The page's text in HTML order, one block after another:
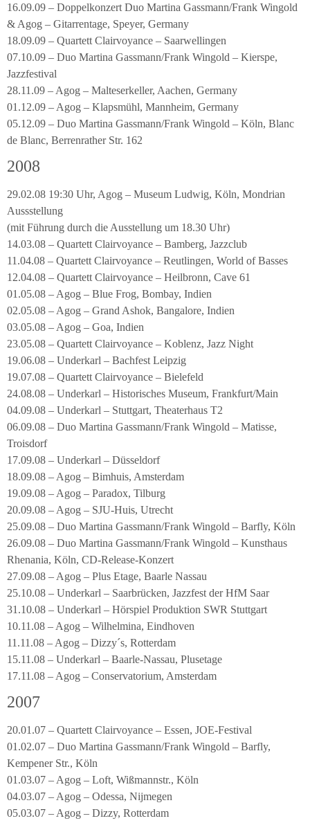
16.09.09 – Doppelkonzert Duo Martina Gassmann/Frank Wingold
& Agog – Gitarrentage, Speyer, Germany
18.09.09 – Quartett Clairvoyance – Saarwellingen
07.10.09 – Duo Martina Gassmann/Frank Wingold – Kierspe,
Jazzfestival
28.11.09 – Agog – Malteserkeller, Aachen, Germany
01.12.09 – Agog – Klapsmühl, Mannheim, Germany
05.12.09 – Duo Martina Gassmann/Frank Wingold – Köln, Blanc
de Blanc, Berrenrather Str. 162
2008
29.02.08 19:30 Uhr, Agog – Museum Ludwig, Köln, Mondrian
Aussstellung
(mit Führung durch die Ausstellung um 18.30 Uhr)
14.03.08 – Quartett Clairvoyance – Bamberg, Jazzclub
11.04.08 – Quartett Clairvoyance – Reutlingen, World of Basses
12.04.08 – Quartett Clairvoyance – Heilbronn, Cave 61
01.05.08 – Agog – Blue Frog, Bombay, Indien
02.05.08 – Agog – Grand Ashok, Bangalore, Indien
03.05.08 – Agog – Goa, Indien
23.05.08 – Quartett Clairvoyance – Koblenz, Jazz Night
19.06.08 – Underkarl – Bachfest Leipzig
19.07.08 – Quartett Clairvoyance – Bielefeld
24.08.08 – Underkarl – Historisches Museum, Frankfurt/Main
04.09.08 – Underkarl – Stuttgart, Theaterhaus T2
06.09.08 – Duo Martina Gassmann/Frank Wingold – Matisse,
Troisdorf
17.09.08 – Underkarl – Düsseldorf
18.09.08 – Agog – Bimhuis, Amsterdam
19.09.08 – Agog – Paradox, Tilburg
20.09.08 – Agog – SJU-Huis, Utrecht
25.09.08 – Duo Martina Gassmann/Frank Wingold – Barfly, Köln
26.09.08 – Duo Martina Gassmann/Frank Wingold – Kunsthaus
Rhenania, Köln, CD-Release-Konzert
27.09.08 – Agog – Plus Etage, Baarle Nassau
25.10.08 – Underkarl – Saarbrücken, Jazzfest der HfM Saar
31.10.08 – Underkarl – Hörspiel Produktion SWR Stuttgart
10.11.08 – Agog – Wilhelmina, Eindhoven
11.11.08 – Agog – Dizzy´s, Rotterdam
15.11.08 – Underkarl – Baarle-Nassau, Plusetage
17.11.08 – Agog – Conservatorium, Amsterdam
2007
20.01.07 – Quartett Clairvoyance – Essen, JOE-Festival
01.02.07 – Duo Martina Gassmann/Frank Wingold – Barfly,
Kempener Str., Köln
01.03.07 – Agog – Loft, Wißmannstr., Köln
04.03.07 – Agog – Odessa, Nijmegen
05.03.07 – Agog – Dizzy, Rotterdam